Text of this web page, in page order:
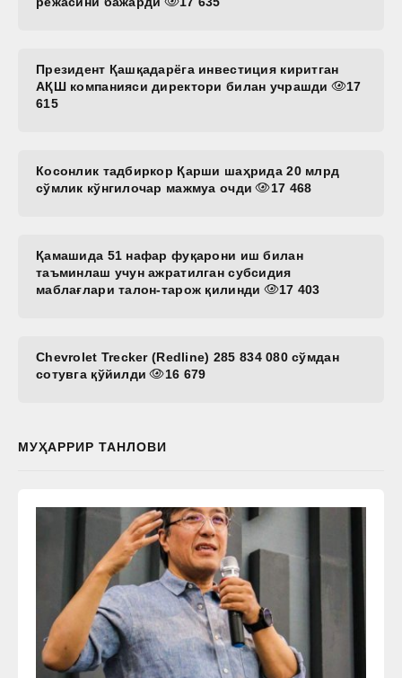
Президент Қашқадарёга инвестиция киритган
АҚШ компанияси директори билан учрашди
17
615
Косонлик тадбиркор Қарши шаҳрида 20 млрд
сўмлик кўнгилочар мажмуа очди
17 468
Қамашида 51 нафар фуқарони иш билан
таъминлаш учун ажратилган субсидия
маблағлари талон-тарож қилинди
17 403
Chevrolet Trecker (Redline) 285 834 080 сўмдан
сотувга қўйилди
16 679
МУҲАРРИР ТАНЛОВИ